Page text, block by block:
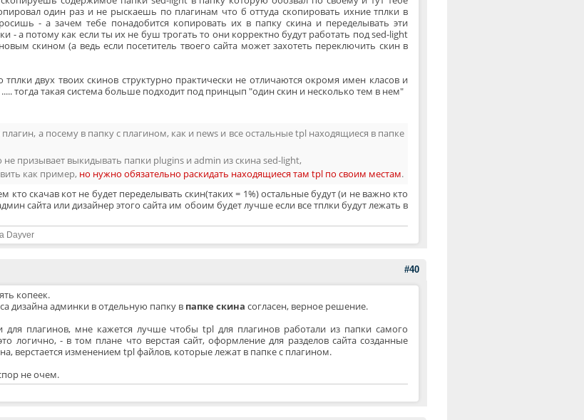
один раз и не рыскаешь по плагинам что б оттуда скопировать ихние тплки в
- а зачем тебе понадобится копировать их в папку скина и переделывать эти
- а потому как если ты их не буш трогать то они корректно будут работать под sed-light
скином (а ведь если посетитель твоего сайта может захотеть переключить скин в
тплки двух твоих скинов структурно практически не отличаются окромя имен класов и
..... тогда такая система больше подходит под принцып "один скин и несколько тем в нем"
плагин, а посему в папку с плагином, как и news и все остальные tpl находящиеся в папке
не призывает выкидывать папки plugins и admin из скина sed-light,
как пример, но нужно обязательно раскидать находящиеся там tpl по своим местам.
кто скачав кот не будет переделывать скин(таких = 1%) остальные будут (и не важно кто
сайта или дизайнер этого сайта им обоим будет лучше если все тплки будут лежать в
Dayver
#40
копеек.
дизайна админки в отдельную папку в папке скина согласен, верное решение.
для плагинов, мне кажется лучше чтобы tpl для плагинов работали из папки самого
логично, - в том плане что верстая сайт, оформление для разделов сайта созданные
верстается изменением tpl файлов, которые лежат в папке с плагином.
не очем.